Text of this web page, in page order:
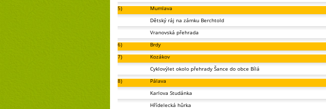
5)
Mumlava
Dětský ráj na zámku Berchtold
Vranovská přehrada
6)
Brdy
7)
Kozákov
Cyklovýlet okolo přehrady Šance do obce Bílá
8)
Pálava
Karlova Studánka
Hřídelecká hůrka